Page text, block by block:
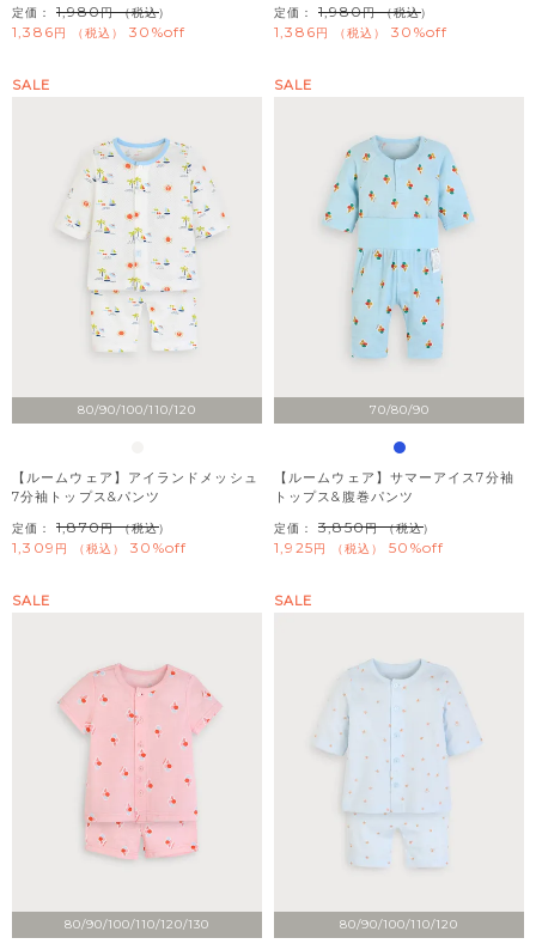
定価： 1,980 （税込）
1,386 税込 30%off
定価： 1,980 （税込）
1,386 税込 30%off
80/90/100/110/120
SALE
【ルームウェア】アイランドメッシュ
7分袖トップス&パンツ
定価： 1,870 （税込）
1,309 税込 30%off
70/80/90
SALE
【ルームウェア】サマーアイス7分袖
トップス&腹巻パンツ
定価： 3,850 （税込）
1,925 税込 50%off
80/90/100/110/120/130
SALE
80/90/100/110/120
SALE